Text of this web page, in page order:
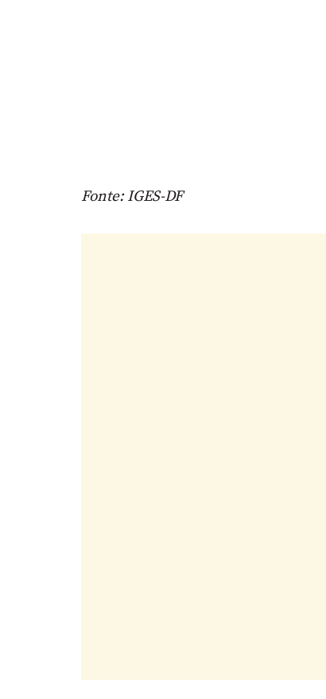
Fonte: IGES-DF